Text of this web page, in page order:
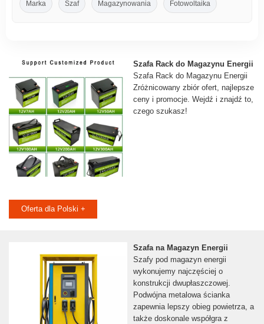
Marka Szaf Magazynowania Fotowoltaika
Szafa Rack do Magazynu Energii
Szafa Rack do Magazynu Energii
Zróżnicowany zbiór ofert, najlepsze
ceny i promocje. Wejdź i znajdź to,
czego szukasz!
Oferta dla Polski +
Szafa na Magazyn Energii
Szafy pod magazyn energii
wykonujemy najczęściej o
konstrukcji dwupłaszczowej.
Podwójna metalowa ścianka
zapewnia lepszy obieg powietrza, a
także doskonale współgra z